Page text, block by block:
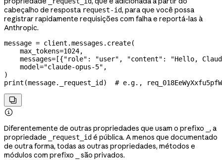
cabeçalho de resposta request-id, para que você possa
registrar rapidamente requisições com falha e reportá-las à
Anthropic.
message = client.messages.create(
    max_tokens
=1024,
    messages
= [{"role" : "user" , "content" :
"Hello,
    model
="claude-opus-5" ,
)
print (message._request_id) # e.g.,


Diferentemente de outras propriedades que usam o prefixo
, a
propriedade
_request_id é pública. A menos que documentado
de outra forma, todas as outras propriedades, métodos e
módulos com prefixo
são privados.